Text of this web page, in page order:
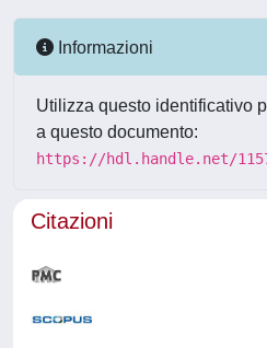
Informazioni
Utilizza questo identificativo
a questo documento:
https://hdl.handle.net/
Citazioni